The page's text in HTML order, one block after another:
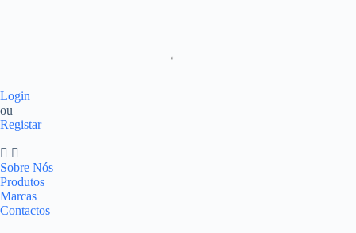
Login
ou
Registar
Sobre Nós
Produtos
Marcas
Contactos